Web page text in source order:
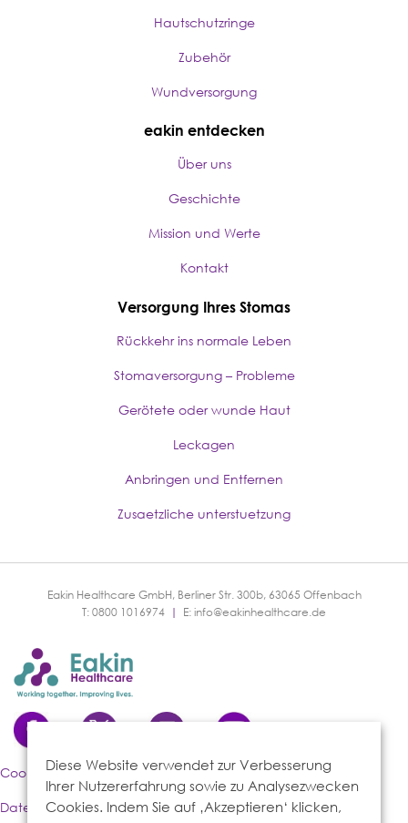
Hautschutzringe
Zubehör
Wundversorgung
eakin entdecken
Über uns
Geschichte
Mission und Werte
Kontakt
Versorgung Ihres Stomas
Rückkehr ins normale Leben
Stomaversorgung – Probleme
Gerötete oder wunde Haut
Leckagen
Anbringen und Entfernen
Zusaetzliche unterstuetzung
Eakin Healthcare GmbH, Berliner Str. 300b, 63065 Offenbach
T: 0800 1016974 | E: info@eakinhealthcare.de
Cookies-Richtlinie
Datenschutzerklärung
Diese Website verwendet zur Verbesserung
Ihrer Nutzererfahrung sowie zu Analysezwecken
Cookies. Indem Sie auf ‚Akzeptieren‘ klicken,